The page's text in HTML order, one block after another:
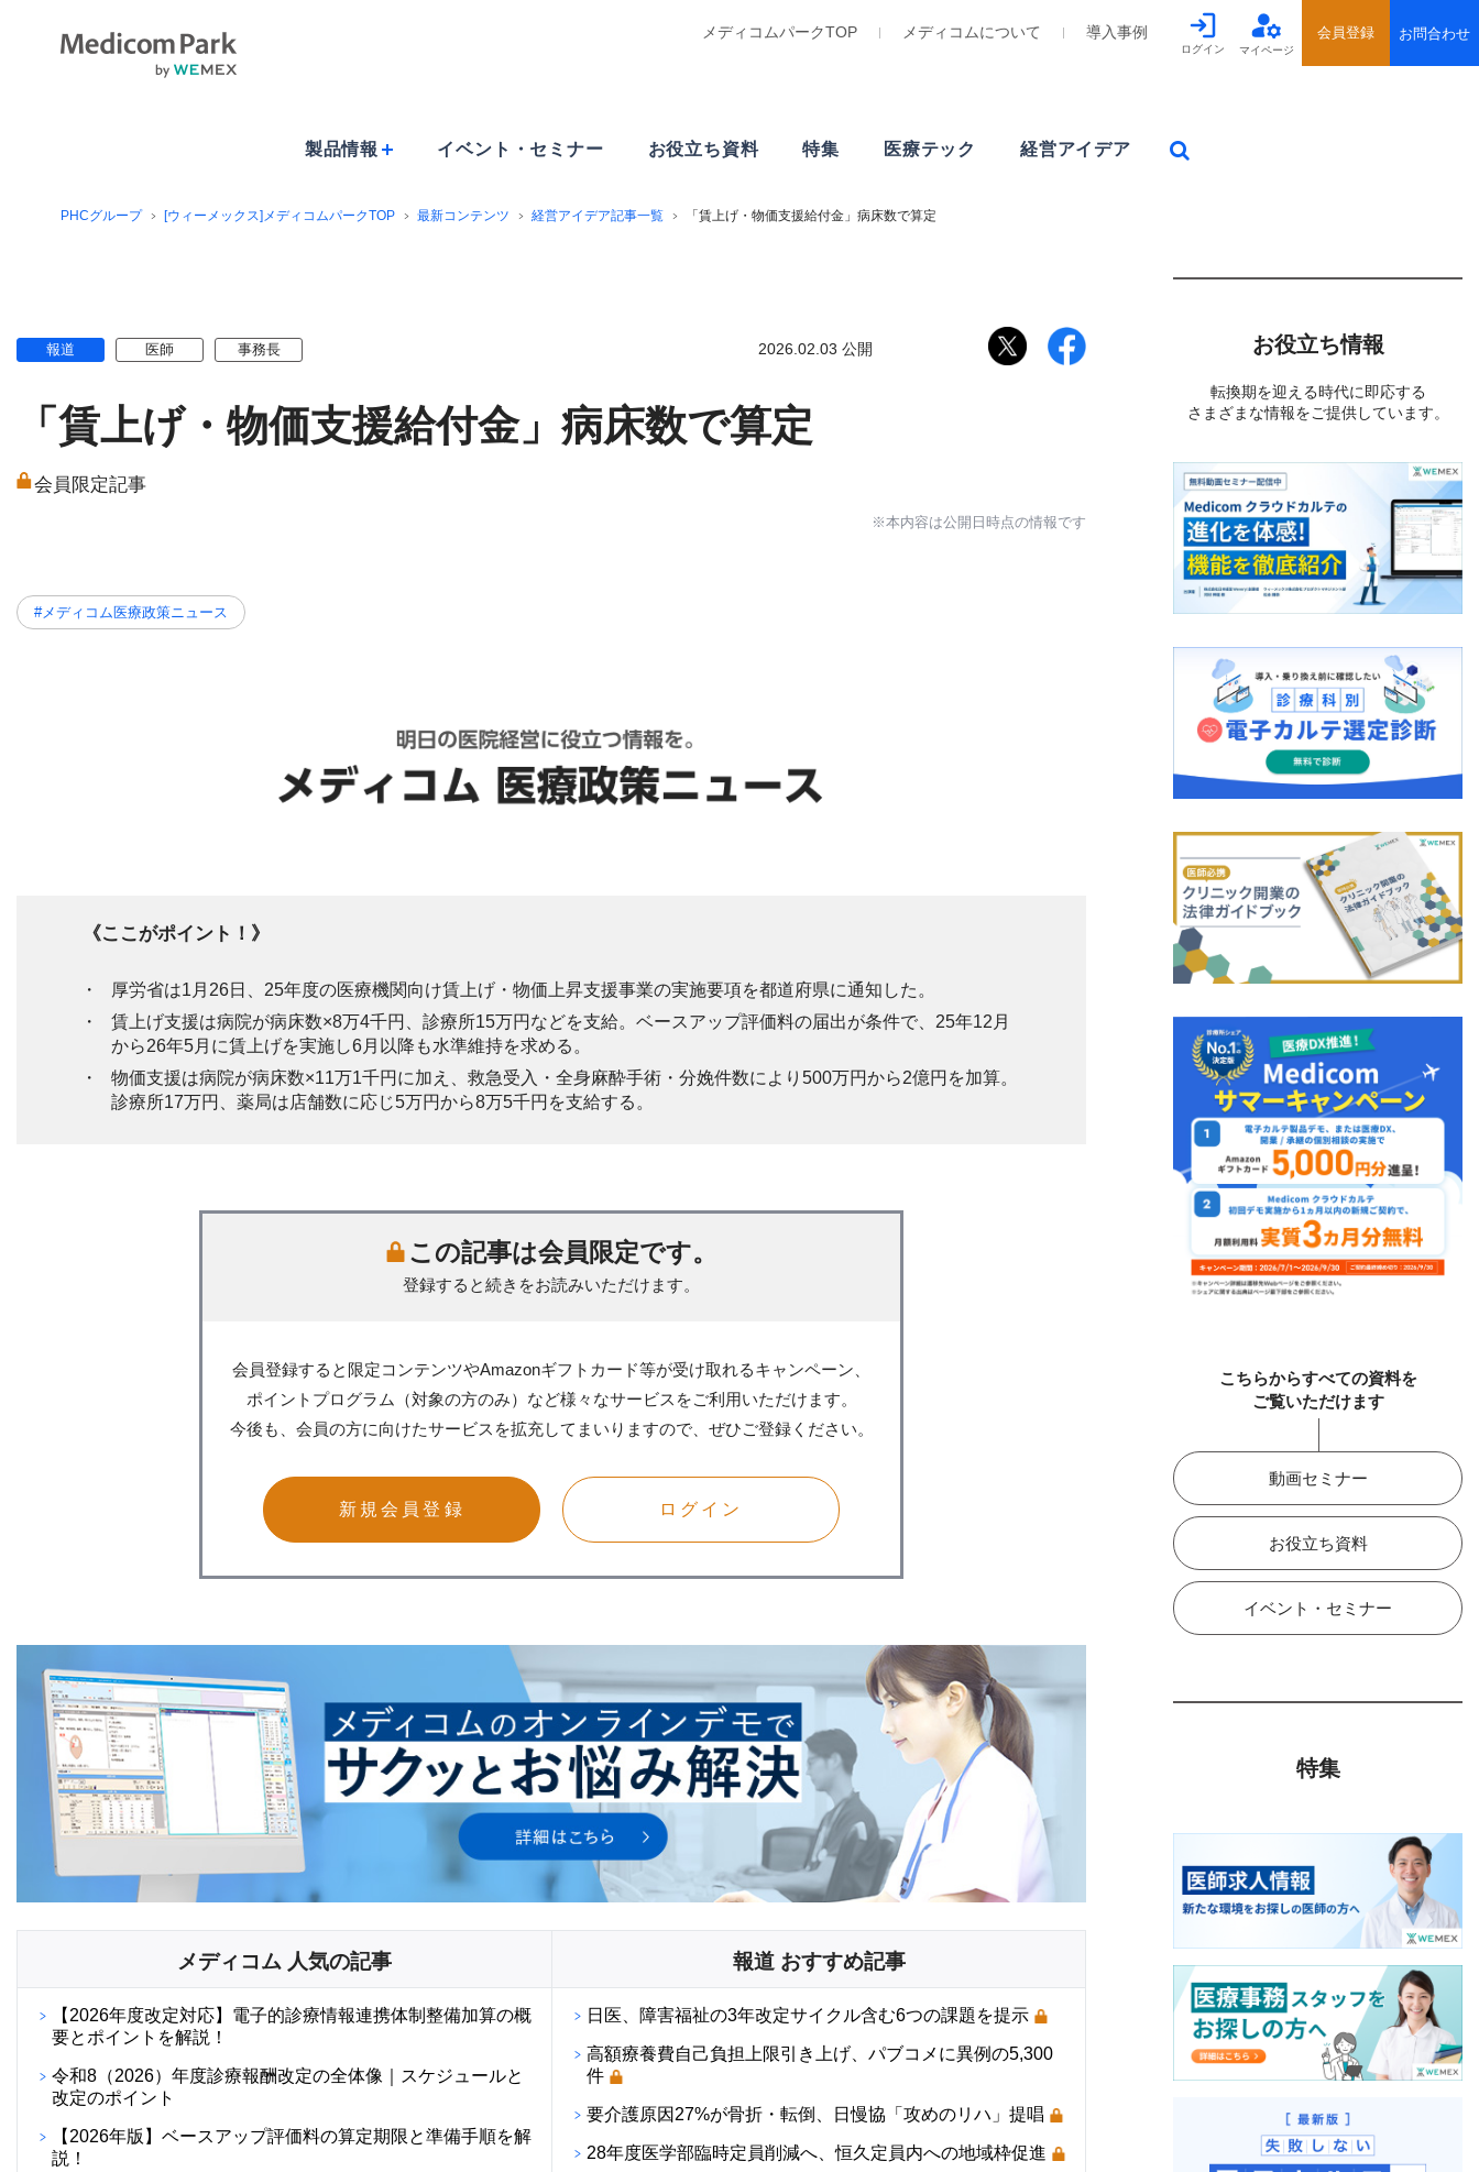
製品情報 イベント・ セミナー お役立ち資料 特集 医療テック 経営アイデア
メディコムパークTOP メディコムについて 導入事例
ログイン マイページ
PHCグループ [ウィーメックス]メディコムパークTOP 最新コンテンツ 経営アイデア記事一覧 「賃上げ・物価支援給付金」病床数で算定
報道 医師 事務長 2026.02.03 公開
「賃上げ・物価支援給付金」病床数で算定
会員限定記事
※本内容は公開日時点の情報です
#メディコム医療政策ニュース
《ここがポイント！》
厚労省は1月26日、25年度の医療機関向け賃上げ・物価上昇支援事業の実施要項を都道府県に通知した。
賃上げ支援は病院が病床数×8万4千円、診療所15万円などを支給。ベースアップ評価料の届出が条件で、25年12月
から26年5月に賃上げを実施し6月以降も水準維持を求める。
物価支援は病院が病床数×11万1千円に加え、救急受入・全身麻酔手術・分娩件数により500万円から2億円を加算。
診療所17万円、薬局は店舗数に応じ5万円から8万5千円を支給する。
この記事は会員限定です。
登録すると続きをお読みいただけます。
会員登録すると限定コンテンツやAmazonギフトカード等が受け取れるキャンペーン、
ポイントプログラム（対象の方のみ）など様々なサービスをご利用いただけます。
今後も、会員の方に向けたサービスを拡充してまいりますので、ぜひご登録ください。
新規会員登録 ログイン
メディコム 人気の記事
【2026年度改定対応】電子的診療情報連携体制整備加算の概
要とポイントを解説！
令和8（2026）年度診療報酬改定の全体像｜スケジュールと
改定のポイント
【2026年版】ベースアップ評価料の算定期限と準備手順を解
説！
報道 おすすめ記事
日医、障害福祉の3年改定サイクル含む6つの課題を提示
高額療養費自己負担上限引き上げ、パブコメに異例の5,300
件
要介護原因27%が骨折・転倒、日慢協「攻めのリハ」提唱
28年度医学部臨時定員削減へ、恒久定員内への地域枠促進
お役立ち情報
転換期を迎える時代に即応する
さまざまな情報をご提供しています。
こちらからすべての資料を
ご覧いただけます
動画セミナー
お役立ち資料
イベント・セミナー
特集